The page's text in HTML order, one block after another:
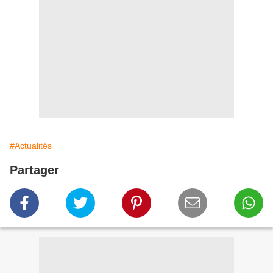
#Actualités
Partager